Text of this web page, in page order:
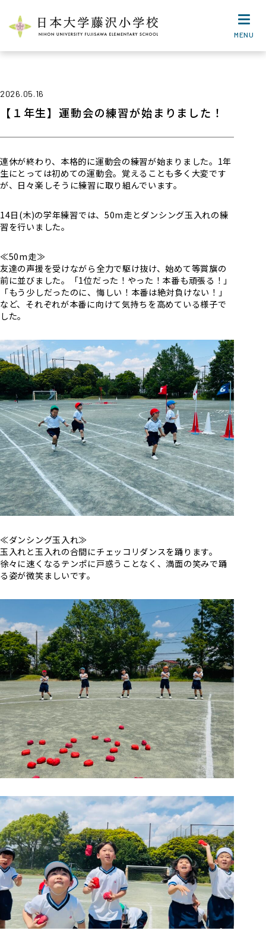
MENU
2026.05.16
【１年生】運動会の練習が始まりました！
連休が終わり、本格的に運動会の練習が始まりました。1年
生にとっては初めての運動会。覚えることも多く大変です
が、日々楽しそうに練習に取り組んでいます。
14日(木)の学年練習では、50m走とダンシング玉入れの練
習を行いました。
≪50m走≫
友達の声援を受けながら全力で駆け抜け、始めて等賞旗の
前に並びました。「1位だった！やった！本番も頑張る！」
「もう少しだったのに、悔しい！本番は絶対負けない！」
など、それぞれが本番に向けて気持ちを高めている様子で
した。
≪ダンシング玉入れ≫
玉入れと玉入れの合間にチェッコリダンスを踊ります。
徐々に速くなるテンポに戸惑うことなく、満面の笑みで踊
る姿が微笑ましいです。